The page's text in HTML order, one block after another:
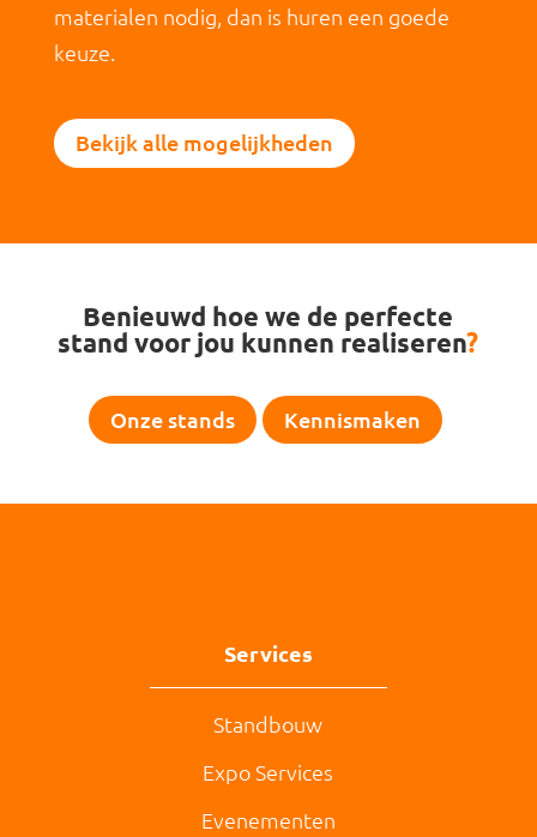
materialen nodig, dan is huren een goede
keuze.
Bekijk alle mogelijkheden
Benieuwd hoe we de perfecte
stand voor jou kunnen realiseren?
Onze stands Kennismaken
Services
Standbouw
Expo Services
Evenementen